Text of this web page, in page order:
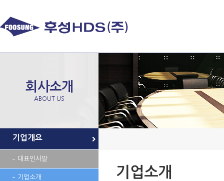
회사소개
ABOUT US
기업개요
대표인사말
기업소개 기업소개